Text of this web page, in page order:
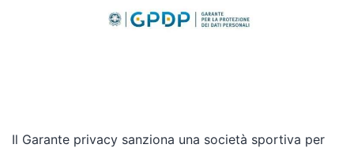
Il Garante privacy sanziona una società sportiva per